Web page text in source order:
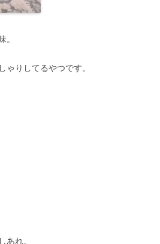
。
ゃりしてるやつです。
あれ。